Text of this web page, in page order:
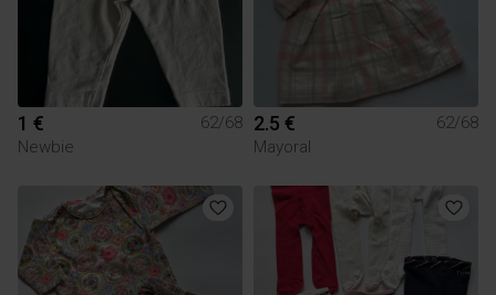
1 €
62/68
Newbie
2.5 €
62/68
Mayoral